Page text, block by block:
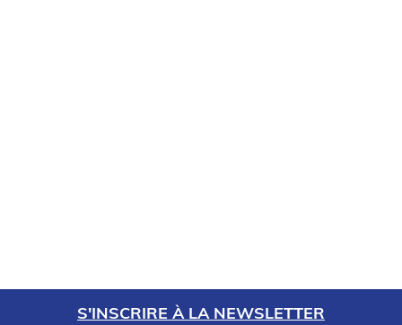
S'INSCRIRE À LA NEWSLETTER